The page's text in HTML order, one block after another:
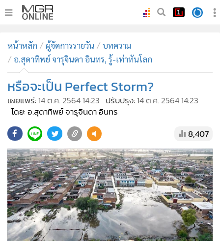
ทันเหตุการณ์
ภาคใต้
• ภูมิภาค
• Online Section
บันเทิง
• ผู้จัดการรายวัน
คอลัมนิสต์
• ละคร
• CbizReview
• Cyber BIZ
• ผู้จัดกวน
• Good health & Well-being
• Green Innovation & SD
หน้าหลัก ผู้จัดการรายวัน
บทความ
อ.สุดาทิพย์ จารุจินดา อินทร, รู้-เท่าทันโลก
หรือจะเป็น Perfect Storm?
เผยแพร่: 14 ต.ค. 2564 14:23 ปรับปรุง: 14 ต.ค. 2564 14:23
โดย: อ.สุดาทิพย์ จารุจินดา อินทร
8,407